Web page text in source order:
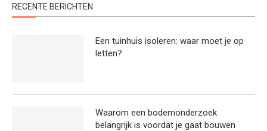
RECENTE BERICHTEN
Een tuinhuis isoleren: waar moet je op
letten?
Waarom een bodemonderzoek
belangrijk is voordat je gaat bouwen